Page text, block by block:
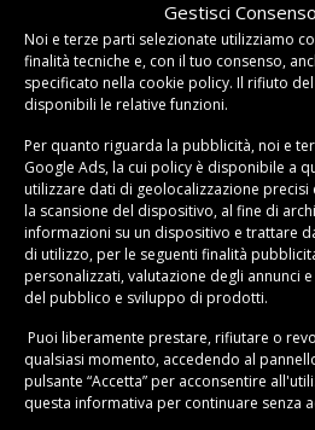
Gestisci
Noi e terze parti selezionate utilizziamo
finalità tecniche e, con il tuo consenso,
specificato nella cookie policy. Il rifiuto
disponibili le relative funzioni.
Per quanto riguarda la pubblicità, noi e
Google Ads, la cui policy è disponibile a
utilizzare dati di geolocalizzazione precisi
la scansione del dispositivo, al fine di
informazioni su un dispositivo e trattare
di utilizzo, per le seguenti finalità
personalizzati, valutazione degli annunci
del pubblico e sviluppo di prodotti.
Puoi liberamente prestare, rifiutare o
qualsiasi momento, accedendo al
pulsante “Accetta” per acconsentire
questa informativa per continuare senza
Caldaia a pellet: consigli